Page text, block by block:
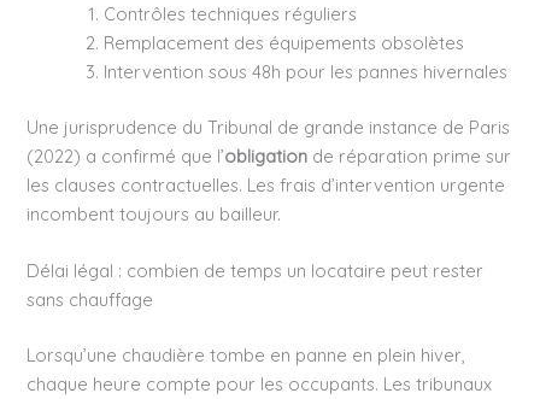
Contrôles techniques réguliers
Remplacement des équipements obsolètes
Intervention sous 48h pour les pannes hivernales
Une jurisprudence du Tribunal de grande instance de Paris
(2022) a confirmé que l’obligation de réparation prime sur
les clauses contractuelles. Les frais d’intervention urgente
incombent toujours au bailleur.
Délai légal : combien de temps un locataire peut rester
sans chauffage
Lorsqu’une chaudière tombe en panne en plein hiver,
chaque heure compte pour les occupants. Les tribunaux